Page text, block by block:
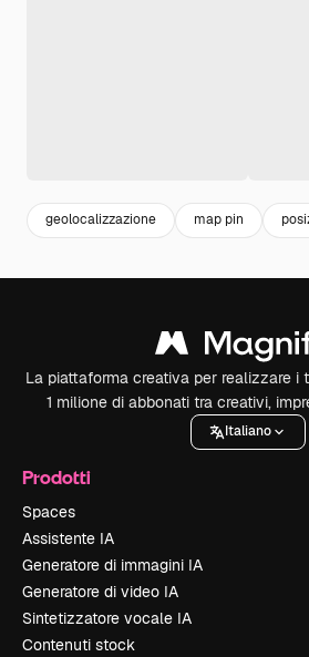
geolocalizzazione map pin
La piattaforma creativa per realizzare i
1 milione di abbonati tra creativi,
Italiano
Prodotti
Spaces
Assistente IA
Generatore di immagini IA
Generatore di video IA
Sintetizzatore vocale IA
Contenuti stock